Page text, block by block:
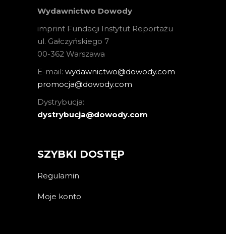
Wydawnictwo Dowody
imprint Fundacji Instytut Reportażu
ul. Gałczyńskiego 7
00-362 Warszawa
E-mail: wydawnictwo@dowody.com
promocja@dowody.com
Dystrybucja:
dystrybucja@dowody.com
SZYBKI DOSTĘP
Regulamin
Moje konto